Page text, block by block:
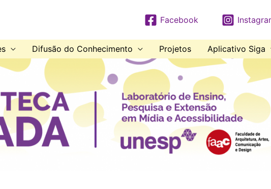
Facebook
Difusão do Conhecimento Projetos Aplicativo Siga